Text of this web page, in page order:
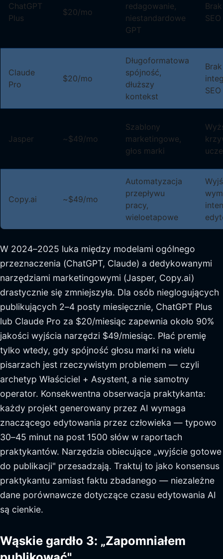
ChatGPT
Plus
$20/mo
redagowanie,
niestandardowe
GPT
SEO
Claude
Pro
$20/mo
Długoformatowa
spójność,
dłuższy
kontekst
Brak
SEO
Jasper ~$49/mo
Szablony
marketingowe,
głos marki
Copy.ai ~$49/mo
Automatyzacja
przepływu
pracy,
wieloetapowe
W 2024–2025 luka między modelami ogólnego
przeznaczenia (ChatGPT, Claude) a dedykowanymi
narzędziami marketingowymi (Jasper, Copy.ai)
drastycznie się zmniejszyła. Dla osób nieglogujących
publikujących 2–4 posty miesięcznie, ChatGPT Plus
lub Claude Pro za $20/miesiąc zapewnia około 90%
jakości wyjścia narzędzi $49/miesiąc. Płać premię
tylko wtedy, gdy spójność głosu marki na wielu
pisarzach jest rzeczywistym problemem — czyli
archetyp Właściciel + Asystent, a nie samotny
operator. Konsekwentna obserwacja praktykanta:
każdy projekt generowany przez AI wymaga
znaczącego edytowania przez człowieka — typowo
30–45 minut na post 1500 słów w raportach
praktykantów. Narzędzia obiecujące „wyjście gotowe
do publikacji" przesadzają. Traktuj to jako konsensus
praktykantu zamiast faktu zbadanego — niezależne
dane porównawcze dotyczące czasu edytowania AI
są cienkie.
Wąskie gardło 3: „Zapomniałem